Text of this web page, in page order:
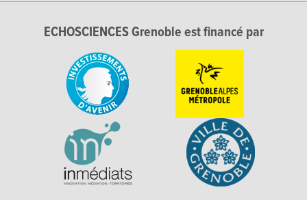
ECHOSCIENCES Grenoble est financé par